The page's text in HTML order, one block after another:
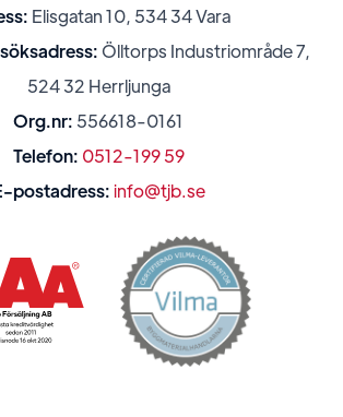
Elisgatan 10, 534 34 Vara
Ölltorps Industriområde 7,
524 32 Herrljunga
Org.nr: 556618-0161
Telefon: 0512-199 59
postadress: info@tjb.se